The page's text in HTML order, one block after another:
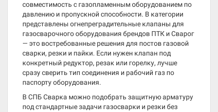
совместимость с газопламенным оборудованием по
давлению и пропускной способности. В категории
представлены огнепреградительные клапаны для
газосварочного оборудования брендов ПТК и Сварог
— это востребованные решения для постов газовой
сварки, резки и пайки. Если нужен клапан под
конкретный редуктор, резак или горелку, лучше
сразу сверить тип соединения и рабочий газ по
паспорту оборудования.
В СПБ Сварка можно подобрать защитную арматуру
под стандартные задачи газосварки и резки без